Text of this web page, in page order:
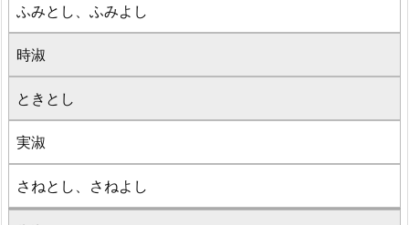
ふみとし、ふみよし
時淑
ときとし
実淑
さねとし、さねよし